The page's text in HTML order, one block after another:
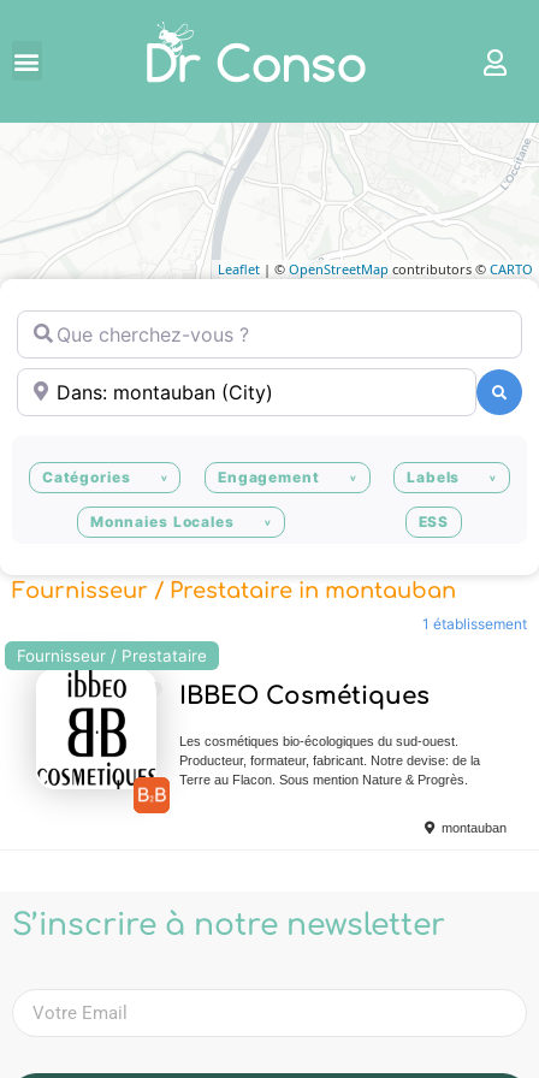
Leaflet | © OpenStreetMap contributors © CARTO
Que cherchez-vous ?
Où ? Recherche
Catégories Engagement Labels
Monnaies Locales ESS
Fournisseur / Prestataire in montauban
1 établissement
Fournisseur / Prestataire
IBBEO Cosmétiques
Les cosmétiques bio-écologiques du sud-ouest.
Producteur, formateur, fabricant. Notre devise: de la
Terre au Flacon. Sous mention Nature & Progrès.
montauban
S’inscrire à notre newsletter